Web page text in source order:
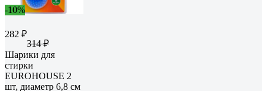
-10%
282 ₽
314 ₽
Шарики для
стирки
EUROHOUSE 2
шт, диаметр 6,8 см